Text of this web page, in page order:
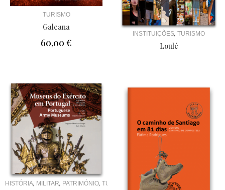
TURISMO
Galeana
60,00 €
INSTITUIÇÕES, TURISMO
Loulé
HISTÓRIA, MILITAR, PATRIMÓNIO, TURISMO